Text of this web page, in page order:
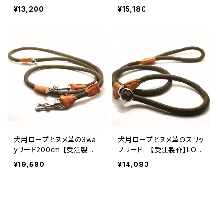
作】LOVE＆PEACE＆DOGS
オリジナル
¥13,200
作】LOVE&PEACE&DOGS
オリジナル
¥15,180
犬用ロープとヌメ革の3wa
yリード200cm 【受注製作】
LOVE&PEACE&DOGSオリ
ジナル
¥19,580
犬用ロープとヌメ革のスリッ
プリード 【受注製作】LOV
E＆PEACE＆DOGSオリジナ
¥14,080